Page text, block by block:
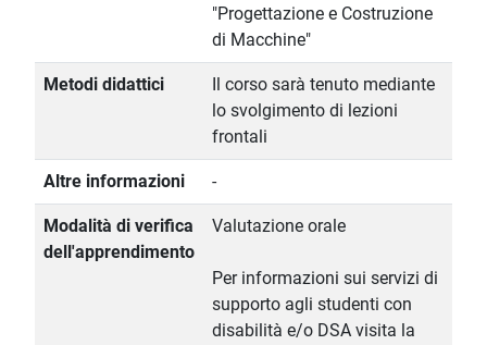
"Progettazione e Costruzione
di Macchine"
Metodi didattici
Il corso sarà tenuto mediante
lo svolgimento di lezioni
frontali
Altre informazioni -
Modalità di verifica
dell'apprendimento
Valutazione orale
Per informazioni sui servizi di
supporto agli studenti con
disabilità e/o DSA visita la